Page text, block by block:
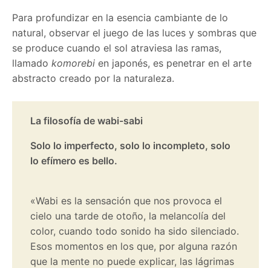
Para profundizar en la esencia cambiante de lo
natural, observar el juego de las luces y sombras que
se produce cuando el sol atraviesa las ramas,
llamadokomorebien japonés, es penetrar en el arte
abstracto creado por la naturaleza.
La filosofía de wabi-sabi
Solo lo imperfecto, solo lo incompleto, solo
lo efímero es bello.
«Wabi es la sensación que nos provoca el
cielo una tarde de otoño, la melancolía del
color, cuando todo sonido ha sido silenciado.
Esos momentos en los que, por alguna razón
que la mente no puede explicar, las lágrimas